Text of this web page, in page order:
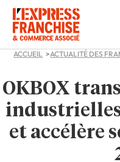
ACCUEIL ACTUALITÉ DES
OKBOX
industrielles
et accélère